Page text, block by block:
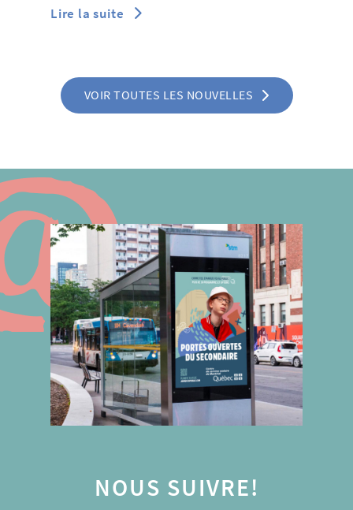
Lire la suite
VOIR TOUTES LES NOUVELLES
NOUS SUIVRE!